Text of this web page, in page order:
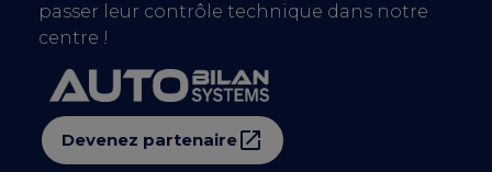
passer leur contrôle technique dans notre
centre !
Devenez partenaire